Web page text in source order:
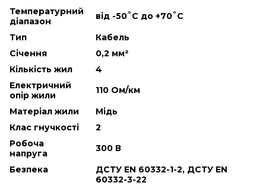
Температурний
діапазон
від -50˚С до +70˚С
Тип
Кабель
Січення
0,2 мм²
Кількість жил
4
Електричний
опір жили
110 Ом/км
Матеріал жили
Мідь
Клас гнучкості
2
Робоча
напруга
300 В
Безпека
ДСТУ EN 60332-1-2, ДСТУ EN
60332-3-22